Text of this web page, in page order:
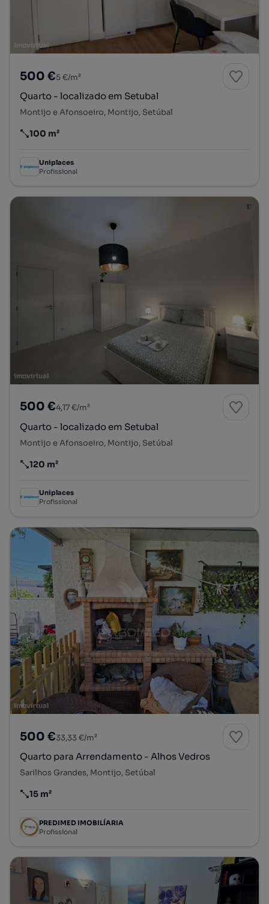
500 €5 €/m²
Quarto - localizado em Setubal
Montijo e Afonsoeiro, Montijo, Setúbal
Preço por metro quadrado
100 m²
Uniplaces
Profissional
500 €4,17 €/m²
Quarto - localizado em Setubal
Montijo e Afonsoeiro, Montijo, Setúbal
Preço por metro quadrado
120 m²
Uniplaces
Profissional
500 €33,33 €/m²
Quarto para Arrendamento - Alhos Vedros
Sarilhos Grandes, Montijo, Setúbal
Preço por metro quadrado
15 m²
PREDIMED IMOBILÍARIA
Profissional